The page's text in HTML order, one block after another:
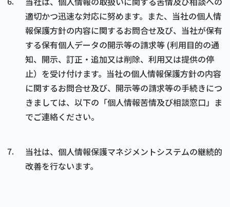
適切かつ迅速な対応に努めます。また、当社の個人情
報保護方針の内容に関するお問合せ及び、当社が保有
する保有個人データの開示等の請求等 (利用目的の通
知、開示、訂正・追加又は削除、利用又は提供の停
止）を受け付けます。当社の個人情報保護方針の内容
に関するお問合せ及び、開示等の請求等の手続きにつ
きましては、以下の「個人情報苦情及び相談窓口」ま
でご連絡ください。
7.
当社は、個人情報保護マネジメントシステムの継続的
改善を行ないます。